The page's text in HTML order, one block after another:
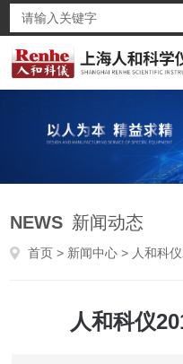
NEWS 新闻动态
首页 > 新闻中心 > 人和科
人和科仪